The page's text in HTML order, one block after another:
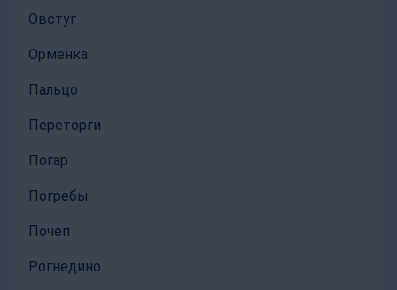
Овстуг
Орменка
Пальцо
Переторги
Погар
Погребы
Почеп
Рогнедино